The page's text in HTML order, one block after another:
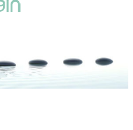
Covid-19Estrella 2020-